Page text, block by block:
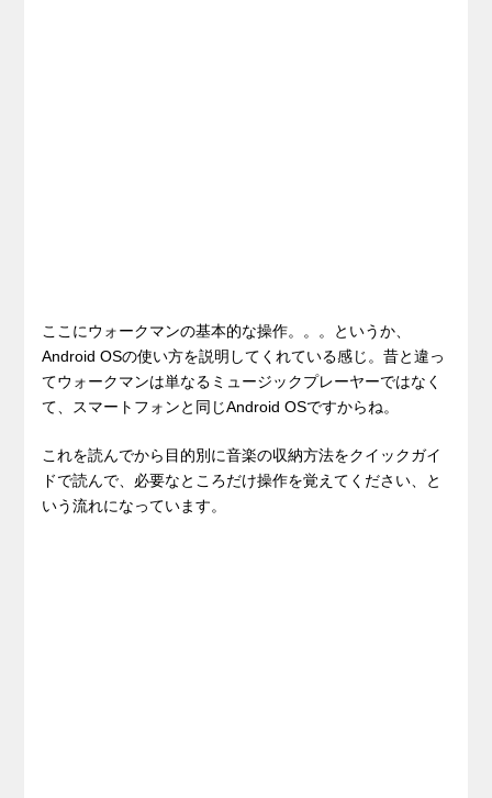
ここにウォークマンの基本的な操作。。。というか、
Android OSの使い方を説明してくれている感じ。昔と違っ
てウォークマンは単なるミュージックプレーヤーではなく
て、スマートフォンと同じAndroid OSですからね。
これを読んでから目的別に音楽の収納方法をクイックガイ
ドで読んで、必要なところだけ操作を覚えてください、と
いう流れになっています。